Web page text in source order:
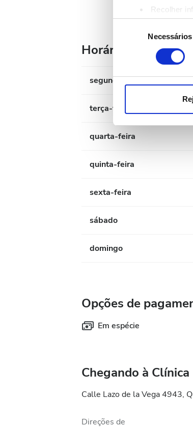
Recolher
Identificar
Saiba mais sobre
Pode alterar ou
tráfego. Também
publicidade e de
consentimento
Necessários
Horário de
segunda-feira
terça-feira
quarta-feira
quinta-feira
sexta-feira
sábado
domingo
Opções de
Em espécie
Chegando à Clínica
Calle Lazo de la Vega 4943,
Direções de